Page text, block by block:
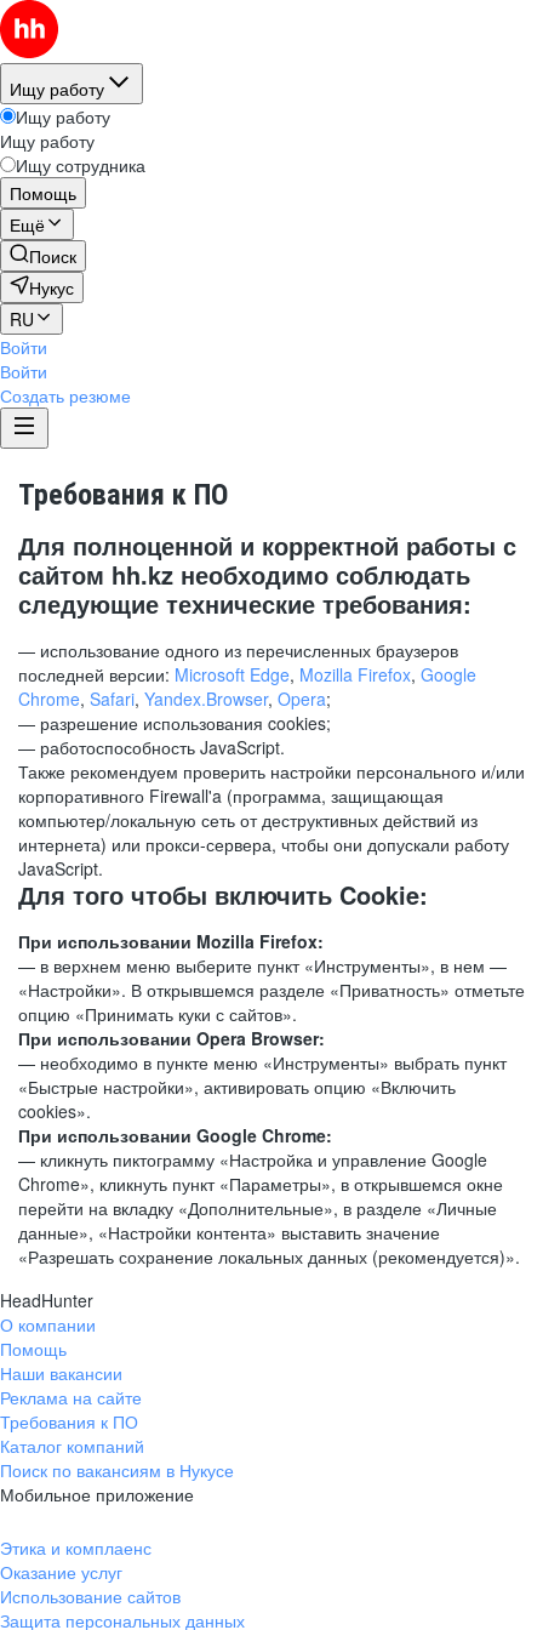
Ищу работу
Ищу работу
Ищу работу
Ищу сотрудника
Помощь
Ещё
Поиск
Нукус
RU
Войти
Войти
Создать резюме
Требования к ПО
Для полноценной и корректной работы с
сайтом hh.kz необходимо соблюдать
следующие технические требования:
— использование одного из перечисленных браузеров
последней версии: Microsoft Edge, Mozilla Firefox, Google
Chrome, Safari, Yandex.Browser, Opera;
— разрешение использования cookies;
— работоспособность JavaScript.
Также рекомендуем проверить настройки персонального и/или
корпоративного Firewall'a (программа, защищающая
компьютер/локальную сеть от деструктивных действий из
интернета) или прокси-сервера, чтобы они допускали работу
JavaScript.
Для того чтобы включить Cookie:
При использовании Mozilla Firefox:
— в верхнем меню выберите пункт «Инструменты», в нем —
«Настройки». В открывшемся разделе «Приватность» отметьте
опцию «Принимать куки с сайтов».
При использовании Opera Browser:
— необходимо в пункте меню «Инструменты» выбрать пункт
«Быстрые настройки», активировать опцию «Включить
cookies».
При использовании Google Chrome:
— кликнуть пиктограмму «Настройка и управление Google
Chrome», кликнуть пункт «Параметры», в открывшемся окне
перейти на вкладку «Дополнительные», в разделе «Личные
данные», «Настройки контента» выставить значение
«Разрешать сохранение локальных данных (рекомендуется)».
HeadHunter
О компании
Помощь
Наши вакансии
Реклама на сайте
Требования к ПО
Каталог компаний
Поиск по вакансиям в Нукусе
Мобильное приложение
Этика и комплаенс
Оказание услуг
Использование сайтов
Защита персональных данных